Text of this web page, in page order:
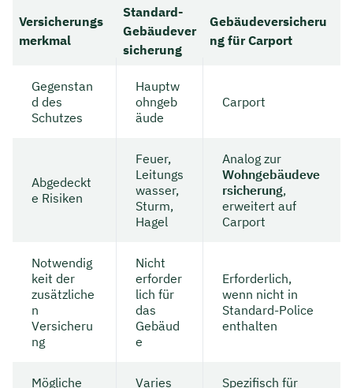
Versicherungs
merkmal
Standard-
Gebäudever
sicherung
Gebäudeversicheru
ng für Carport
Gegenstan
d des
Schutzes
Hauptw
ohngeb
äude
Carport
Abgedeckt
e Risiken
Feuer,
Leitungs
wasser,
Sturm,
Hagel
Analog zur
Wohngebäudeve
rsicherung,
erweitert auf
Carport
Notwendig
keit der
zusätzliche
n
Versicheru
ng
Nicht
erforder
lich für
das
Gebäud
e
Erforderlich,
wenn nicht in
Standard-Police
enthalten
Mögliche
Varies
Spezifisch für